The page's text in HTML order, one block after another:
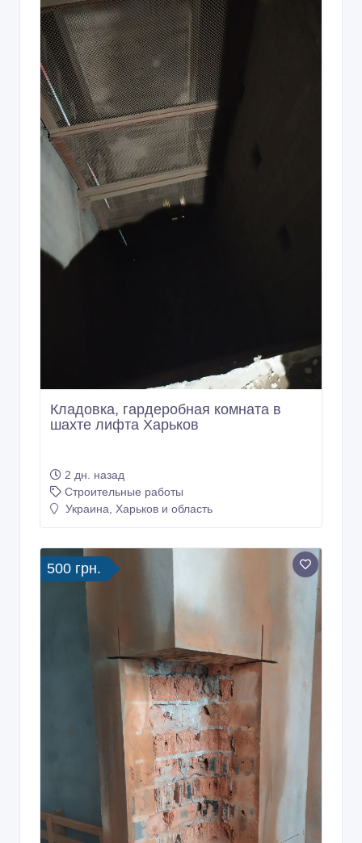
Кладовка, гардеробная комната в
шахте лифта Харьков
2 дн. назад
Строительные работы
Украина, Харьков и область
500 грн.